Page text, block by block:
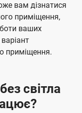
вам дізнатися
приміщення,
ваших
приміщення.
світла